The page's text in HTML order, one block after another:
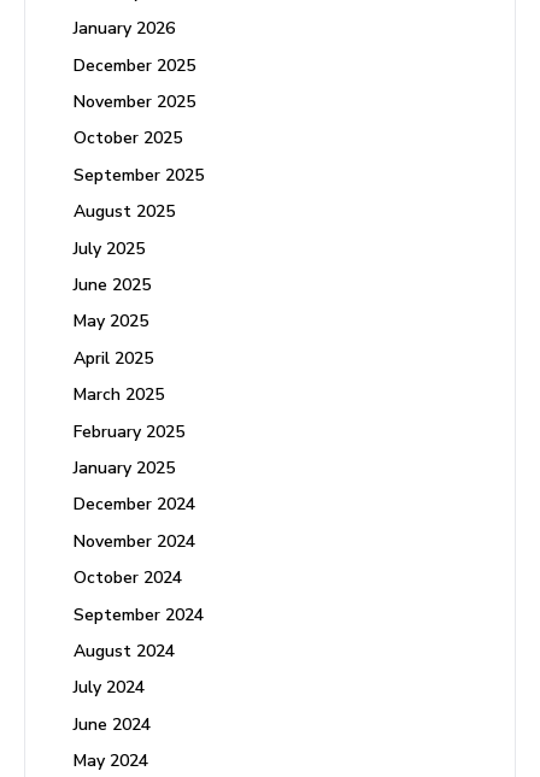
January 2026
December 2025
November 2025
October 2025
September 2025
August 2025
July 2025
June 2025
May 2025
April 2025
March 2025
February 2025
January 2025
December 2024
November 2024
October 2024
September 2024
August 2024
July 2024
June 2024
May 2024